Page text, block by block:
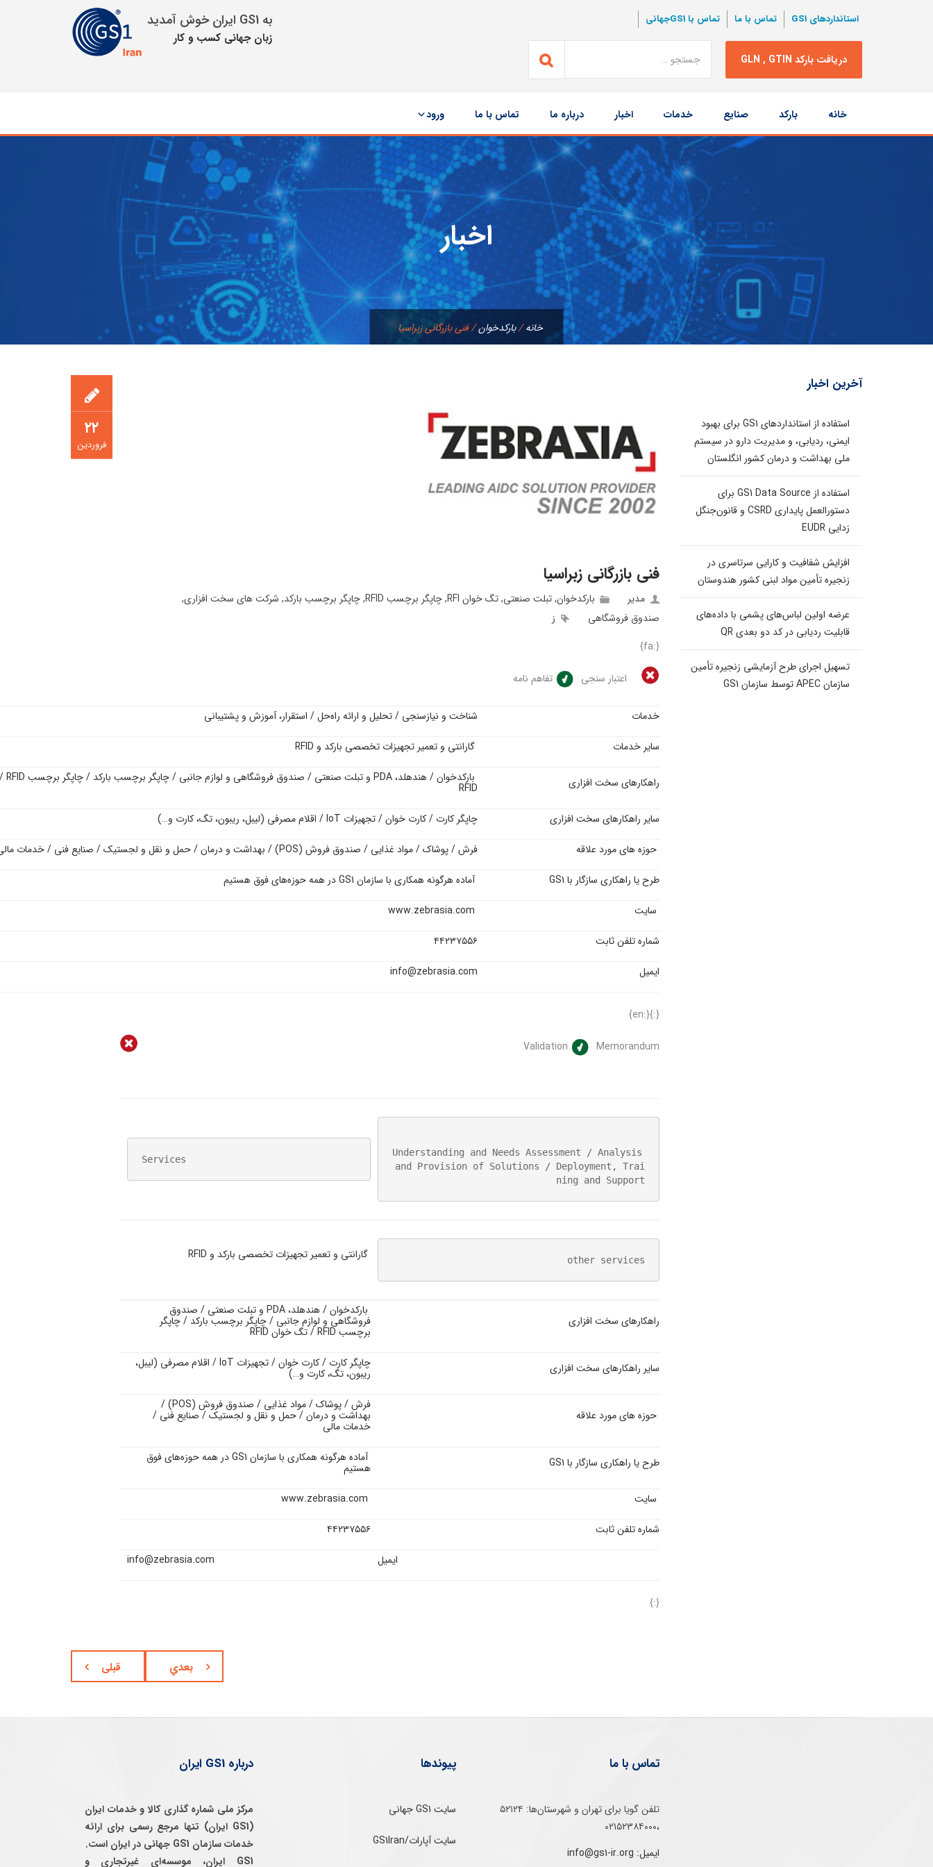
به GS1 ایران خوش آمدید
زبان جهانی كسب و كار
استانداردهای GS1 تماس با ما تماس با GS1جهانی
دریافت بارکد GLN , GTIN
نتبجه
جستجو
محتوا
خانه بارکد صنایع خدمات اخبار درباره ما تماس با ما ورود
اخبار
خانه/بارکدخوان/فنی بازرگانی زبراسیا
۲۲
فروردین
فنی بازرگانی زبراسیا
مدیر بارکدخوان,تبلت صنعتی,تگ خوان RFI ,چاپگر برچسب RFID ,چاپگر برچسب بارکد, شرکت های سخت افزاری,
صندوق فروشگاهی
ز
{:fa}
اعتبار سنجی تفاهم نامه
خدمات
شناخت و نیازسنجی / تحلیل و ارائه راه‌حل / استقرار، آموزش و پشتیبانی
سایر خدمات
گارانتی و تعمیر تجهیزات تخصصی بارکد و RFID
راهکارهای سخت افزاری بارکدخوان / هندهلد،PDA و تبلت صنعتی / صندوق فروشگاهی و لوازم جانبی / چاپگر برچسب بارکد / چاپگر برچسب RFID
RFID
سایر راهکارهای سخت افزاری
چاپگر کارت / کارت خوان / تجهیزات IoT/ اقلام مصرفی (لیبل، ریبون، تگ، کارت و…)
حوزه های مورد علاقه
فرش / پوشاک / مواد غذایی / صندوق فروش (POS) / بهداشت و درمان / حمل و نقل و لجستیک / صنایع فنی / خدمات
طرح یا راهکاری سازگار با GS1
آماده هرگونه همکاری با سازمان GS1در همه حوزه‌های فوق هستیم
سایت
شماره تلفن ثابت
۴۴۲۳۷۵۵۶
ایمیل
info@zebrasia.com
{:}{:en}
Validation Memorandum
Understanding and Needs Assessment / Analysis
and Provision of Solutions / Deployment, Trai
Services
other services گارانتی و تعمیر تجهیزات تخصصی بارکد و RFID
راهکارهای سخت افزاری
بارکدخوان / هندهلد،PDA و تبلت صنعتی / صندوق
فروشگاهی و لوازم جانبی / چاپگر برچسب بارکد / چاپگر
برچسب RFID/ تگ خوان RFID
سایر راهکارهای سخت افزاری چاپگر کارت / کارت خوان / تجهیزات IoT/ اقلام مصرفی (لیبل،
ریبون، تگ، کارت و…)
حوزه های مورد علاقه
فرش / پوشاک / مواد غذایی / صندوق فروش (POS
) /
بهداشت و درمان / حمل و نقل و لجستیک / صنایع فنی /
خدمات مالی
طرح یا راهکاری سازگار با GS1 آماده هرگونه همکاری با سازمان GS1در همه حوزه‌های فوق
هستیم
سایت
شماره تلفن ثابت
۴۴۲۳۷۵۵۶
ایمیل
info@zebrasia.com
{:}
قبلی بعدي
آخرین اخبار
استفاده از استانداردهای GS1 برای بهبود
ایمنی، ردیابی، و مدیریت دارو در سیستم
ملی بهداشت و درمان کشور انگلستان
استفاده از GS1 Data Source برای
دستورالعمل پایداری CSRD و قانون‌جنگل
زدایی EUDR
افزایش شفافیت و کارایی سرتاسری در
زنجیره تأمین مواد لبنی کشور هندوستان
عرضه اولین لباس‌های پشمی با داده‌های
قابلیت ردیابی در کد دو بعدی QR
تسهیل اجرای طرح آزمایشی زنجیره تأمین
سازمان APEC توسط سازمان GS1
درباره GS1 ایران
مرکز ملی شماره گذاری کالا و خدمات ایران
(GS1 ایران) تنها مرجع رسمی برای ارائه
خدمات سازمان GS1 جهانی در ایران است.
GS1 ایران، موسسه‌ای غيرتجاری و
پیوندها
سایت GS1 جهانی
سایت آپارات/GS1Iran
تماس با ما
تلفن‌ گویا برای‌ تهران‌‌ و‌ شهرستان‌ها:‌ ۵۲۱۲۴
،۰۲۱۵۲۳۸۴۰۰۰
ایمیل: info@gs1-ir.org